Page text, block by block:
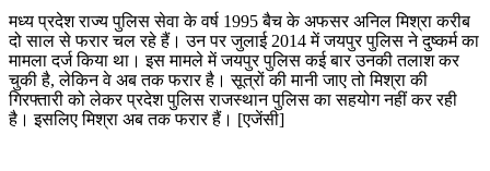
मध्य प्रदेश राज्य पुलिस सेवा के वर्ष 1995 बैच के अफसर अनिल मिश्रा करीब
दो साल से फरार चल रहे हैं। उन पर जुलाई 2014 में जयपुर पुलिस ने दुष्कर्म का
मामला दर्ज किया था। इस मामले में जयपुर पुलिस कई बार उनकी तलाश कर
चुकी है, लेकिन वे अब तक फरार है। सूत्रों की मानी जाए तो मिश्रा की
गिरफ्तारी को लेकर प्रदेश पुलिस राजस्थान पुलिस का सहयोग नहीं कर रही
है। इसलिए मिश्रा अब तक फरार हैं। [एजेंसी]